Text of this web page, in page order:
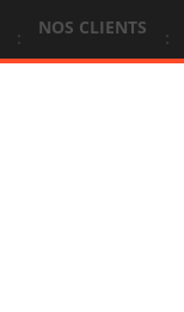
NOS CLIENTS